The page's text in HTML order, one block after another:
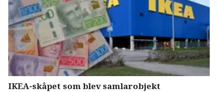
IKEA-skåpet som blev samlarobjekt